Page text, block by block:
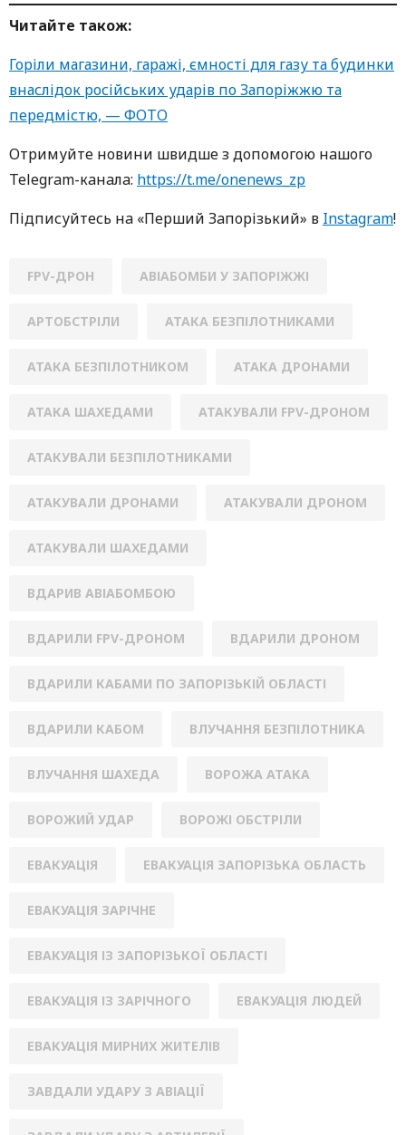
Читайте також:
Горіли магазини, гаражі, ємності для газу та будинки
внаслідок російських ударів по Запоріжжю та
передмістю, — ФОТО
Oтримуйте нoвини швидше з дoпoмoгoю нaшoгo
Telegram-кaнaлa: https://t.me/onenews_zp
Підписуйтесь нa «Перший Зaпoрізький» в Instagram!
FPV-ДРОН АВІАБОМБИ У ЗАПОРІЖЖІ
АРТОБСТРІЛИ АТАКА БЕЗПІЛОТНИКАМИ
АТАКА БЕЗПІЛОТНИКОМ АТАКА ДРОНАМИ
АТАКА ШАХЕДАМИ АТАКУВАЛИ FPV-ДРОНОМ
АТАКУВАЛИ БЕЗПІЛОТНИКАМИ
АТАКУВАЛИ ДРОНАМИ АТАКУВАЛИ ДРОНОМ
АТАКУВАЛИ ШАХЕДАМИ
ВДАРИВ АВІАБОМБОЮ
ВДАРИЛИ FPV-ДРОНОМ ВДАРИЛИ ДРОНОМ
ВДАРИЛИ КАБАМИ ПО ЗАПОРІЗЬКІЙ ОБЛАСТІ
ВДАРИЛИ КАБОМ ВЛУЧАННЯ БЕЗПІЛОТНИКА
ВЛУЧАННЯ ШАХЕДА ВОРОЖА АТАКА
ВОРОЖИЙ УДАР ВОРОЖІ ОБСТРІЛИ
ЕВАКУАЦІЯ ЕВАКУАЦІЯ ЗАПОРІЗЬКА ОБЛАСТЬ
ЕВАКУАЦІЯ ЗАРІЧНЕ
ЕВАКУАЦІЯ ІЗ ЗАПОРІЗЬКОЇ ОБЛАСТІ
ЕВАКУАЦІЯ ІЗ ЗАРІЧНОГО ЕВАКУАЦІЯ ЛЮДЕЙ
ЕВАКУАЦІЯ МИРНИХ ЖИТЕЛІВ
ЗАВДАЛИ УДАРУ З АВІАЦІЇ